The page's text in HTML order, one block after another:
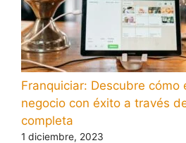
Franquiciar: Descubre cómo
negocio con éxito a través
completa
1 diciembre, 2023